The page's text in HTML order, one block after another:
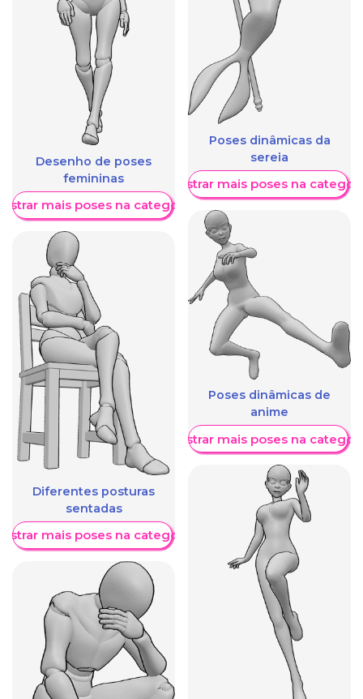
Desenho de poses
femininas
mais poses na categoria
Diferentes posturas
sentadas
mais poses na categoria
Poses dinâmicas da
sereia
Mostrar mais poses na
Poses dinâmicas de
anime
Mostrar mais poses na